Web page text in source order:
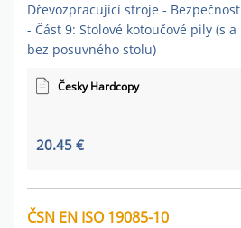
Dřevozpracující stroje - Bezpečnost
- Část 9: Stolové kotoučové pily (s a
bez posuvného stolu)
Česky Hardcopy
20.45 €
ČSN EN ISO 19085-10